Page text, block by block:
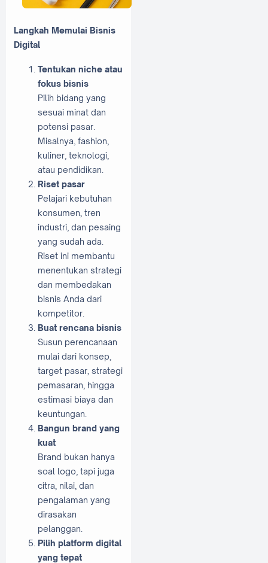
Langkah Memulai Bisnis
Digital
Tentukan niche atau
fokus bisnis
Pilih bidang yang
sesuai minat dan
potensi pasar.
Misalnya, fashion,
kuliner, teknologi,
atau pendidikan.
Riset pasar
Pelajari kebutuhan
konsumen, tren
industri, dan pesaing
yang sudah ada.
Riset ini membantu
menentukan strategi
dan membedakan
bisnis Anda dari
kompetitor.
Buat rencana bisnis
Susun perencanaan
mulai dari konsep,
target pasar, strategi
pemasaran, hingga
estimasi biaya dan
keuntungan.
Bangun brand yang
kuat
Brand bukan hanya
soal logo, tapi juga
citra, nilai, dan
pengalaman yang
dirasakan
pelanggan.
Pilih platform digital
yang tepat